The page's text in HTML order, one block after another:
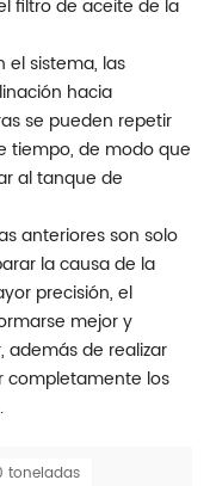
filtro de aceite de la
el sistema, las
hacia
se pueden repetir
tiempo, de modo que
al tanque de
anteriores son solo
la causa de la
precisión, el
mejor y
además de realizar
completamente los
toneladas